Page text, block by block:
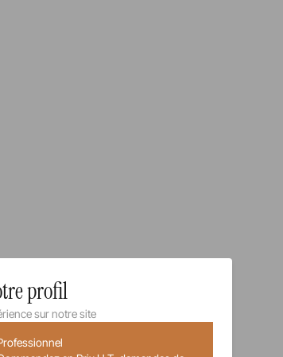
profil
sur notre site